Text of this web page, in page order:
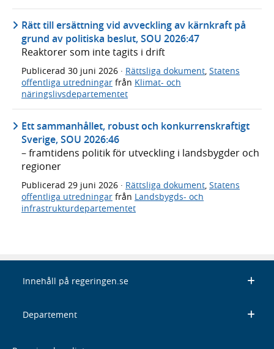
Rätt till ersättning vid avveckling av kärnkraft på
grund av politiska beslut, SOU 2026:47
Reaktorer som inte tagits i drift
Publicerad 30 juni 2026 · Rättsliga dokument, Statens
offentliga utredningar från Klimat- och
näringslivsdepartementet
Ett sammanhållet, robust och konkurrenskraftigt
Sverige, SOU 2026:46
– framtidens politik för utveckling i landsbygder och
regioner
Publicerad 29 juni 2026 · Rättsliga dokument Statens
offentliga utredningar från Landsbygds- och
infrastrukturdepartementet
Innehåll på regeringen.se
Departement